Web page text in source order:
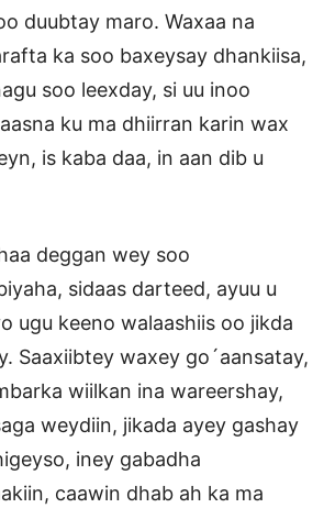
duubtay maro. Waxaa na
ka soo baxeysay dhankiisa,
soo leexday, si uu inoo
ku ma dhiirran karin wax
is kaba daa, in aan dib u
deggan wey soo
sidaas darteed, ayuu u
ugu keeno walaashiis oo jikda
Saaxiibtey waxey go´aansatay,
wiilkan ina wareershay,
weydiin, jikada ayey gashay
iney gabadha
caawin dhab ah ka ma